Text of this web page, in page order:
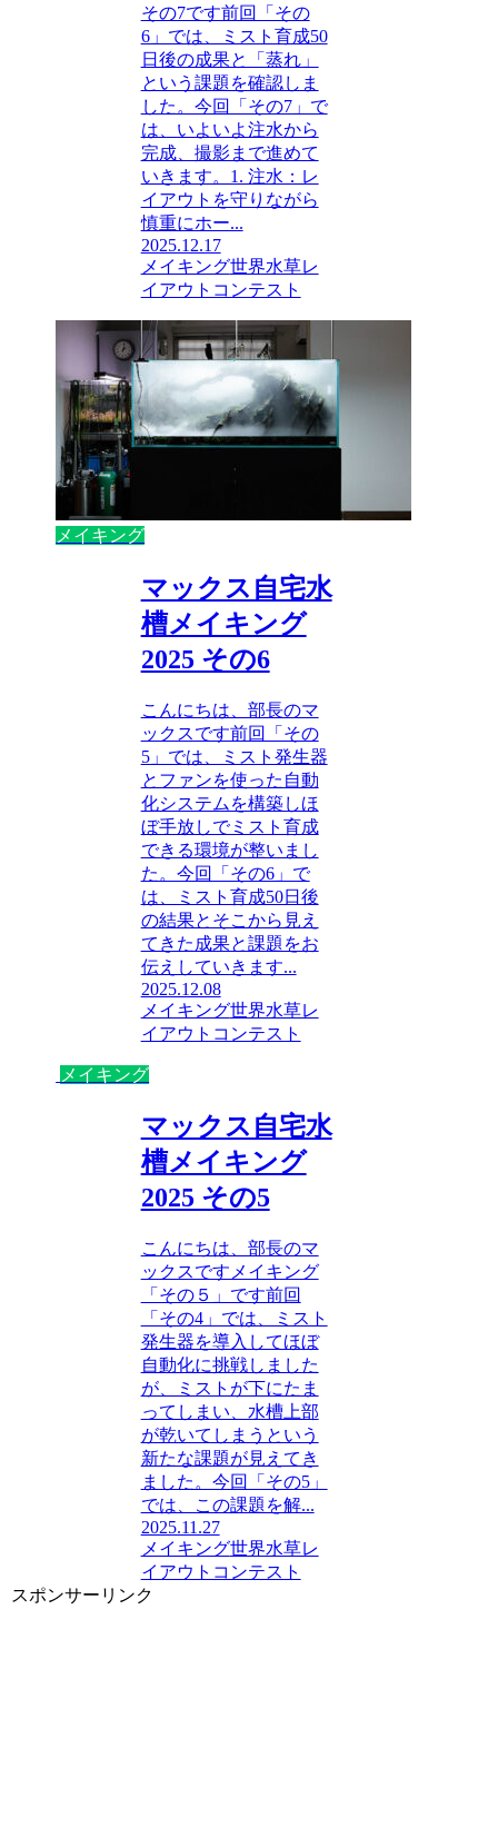
その7です前回「その
6」では、ミスト育成50
日後の成果と「蒸れ」
という課題を確認しま
した。今回「その7」で
は、いよいよ注水から
完成、撮影まで進めて
いきます。1. 注水：レ
イアウトを守りながら
慎重にホー...
2025.12.17
メイキング世界水草レ
イアウトコンテスト
メイキング
マックス自宅水
槽メイキング
2025 その6
こんにちは、部長のマ
ックスです前回「その
5」では、ミスト発生器
とファンを使った自動
化システムを構築しほ
ぼ手放しでミスト育成
できる環境が整いまし
た。今回「その6」で
は、ミスト育成50日後
の結果とそこから見え
てきた成果と課題をお
伝えしていきます...
2025.12.08
メイキング世界水草レ
イアウトコンテスト
メイキング
マックス自宅水
槽メイキング
2025 その5
こんにちは、部長のマ
ックスですメイキング
「その５」です前回
「その4」では、ミスト
発生器を導入してほぼ
自動化に挑戦しました
が、ミストが下にたま
ってしまい、水槽上部
が乾いてしまうという
新たな課題が見えてき
ました。今回「その5」
では、この課題を解...
2025.11.27
メイキング世界水草レ
イアウトコンテスト
スポンサーリンク